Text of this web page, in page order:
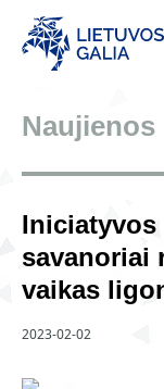
Naujienos
Iniciatyvos
savanoriai
vaikas
2023-02-02